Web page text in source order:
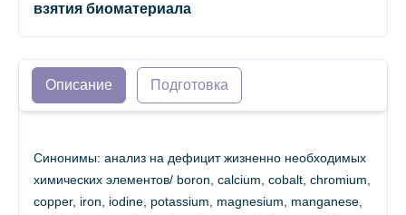
взятия биоматериала
Описание Подготовка
Синонимы: анализ на дефицит жизненно необходимых
химических элементов/ boron, calcium, cobalt, chromium,
copper, iron, iodine, potassium, magnesium, manganese,